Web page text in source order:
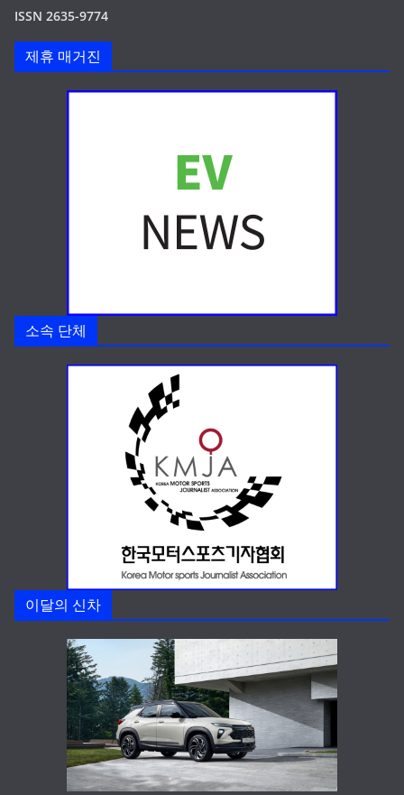
ISSN 2635-9774
제휴 매거진
소속 단체
이달의 신차